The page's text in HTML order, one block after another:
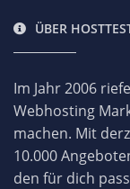
ÜBER
Im Jahr 2006
Webhosting
machen. Mit
10.000
den für dich